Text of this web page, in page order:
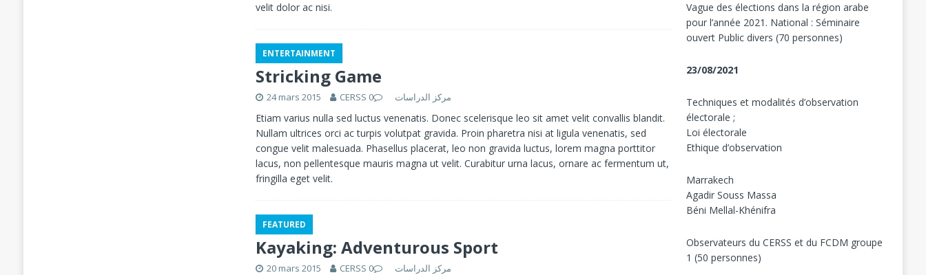
velit dolor ac nisi.
ENTERTAINMENT
Stricking Game
24 mars 2015 CERSS مركز الدراسات 0
Etiam varius nulla sed luctus venenatis. Donec scelerisque leo sit amet velit convallis blandit.
Nullam ultrices orci ac turpis volutpat gravida. Proin pharetra nisi at ligula venenatis, sed
congue velit malesuada. Phasellus placerat, leo non gravida luctus, lorem magna porttitor
lacus, non pellentesque mauris magna ut velit. Curabitur urna lacus, ornare ac fermentum ut,
fringilla eget velit.
FEATURED
Kayaking: Adventurous Sport
20 mars 2015 CERSS مركز الدراسات 0
Vague des élections dans la région arabe
pour l’année 2021. National : Séminaire
ouvert Public divers (70 personnes)
23/08/2021
Techniques et modalités d’observation
électorale ;
Loi électorale
Ethique d’observation
Marrakech
Agadir Souss Massa
Béni Mellal-Khénifra
Observateurs du CERSS et du FCDM groupe
1 (50 personnes)